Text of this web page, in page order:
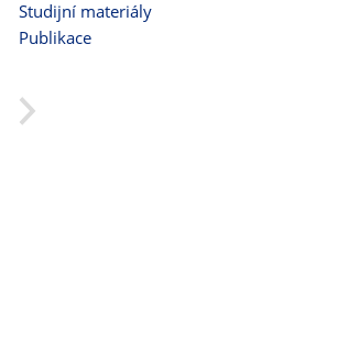
Studijní materiály
Publikace